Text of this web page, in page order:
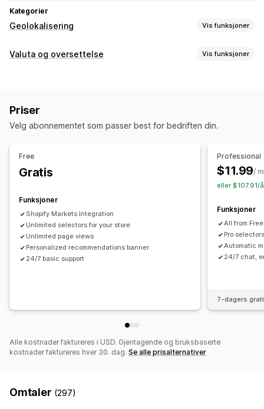
Kategorier
Geolokalisering Vis funksjoner
Omdirigeringer
Innstillinger for lokal tilpasning
Valuta og oversettelse Vis funksjoner
Landsvelger
Priser
Velg abonnementet som passer best for bedriften din.
Free
Gratis
Funksjoner
Shopify Markets Integration
Unlimited selectors for your store
Unlimited page views
Personalized recommendations banner
24/7 basic support
Professional
$11.99/
eller $107.91/
Funksjoner
All from Free
Pro
Automatic
24/7 chat,
7-dagers
Alle kostnader faktureres i USD. Gjentagende og bruksbaserte
kostnader faktureres hver 30. dag. Se alle prisalternativer
Omtaler (297)